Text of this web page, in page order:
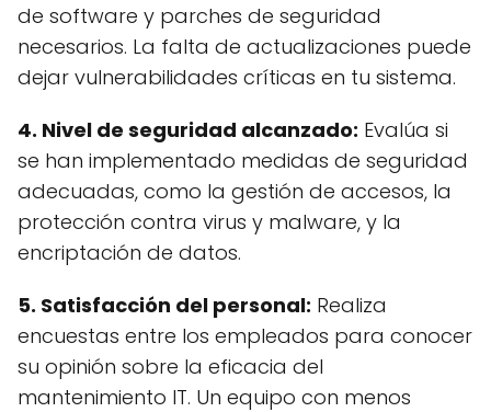
de software y parches de seguridad
necesarios. La falta de actualizaciones puede
dejar vulnerabilidades críticas en tu sistema.
4. Nivel de seguridad alcanzado: Evalúa si
se han implementado medidas de seguridad
adecuadas, como la gestión de accesos, la
protección contra virus y malware, y la
encriptación de datos.
5. Satisfacción del personal: Realiza
encuestas entre los empleados para conocer
su opinión sobre la eficacia del
mantenimiento IT. Un equipo con menos